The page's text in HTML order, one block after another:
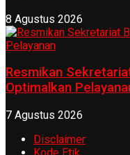
8 Agustus 2026
Resmikan
Optimalkan
7 Agustus 2026
Disclaimer